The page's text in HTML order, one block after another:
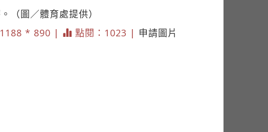
（圖／體育處提供）
* 890 |
點閱：1023 | 申請圖片